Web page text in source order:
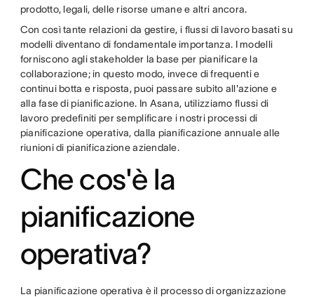
prodotto, legali, delle risorse umane e altri ancora.
Con così tante relazioni da gestire, i flussi di lavoro basati su
modelli diventano di fondamentale importanza. I modelli
forniscono agli stakeholder la base per pianificare la
collaborazione; in questo modo, invece di frequenti e
continui botta e risposta, puoi passare subito all'azione e
alla fase di pianificazione. In Asana, utilizziamo flussi di
lavoro predefiniti per semplificare i nostri processi di
pianificazione operativa, dalla pianificazione annuale alle
riunioni di pianificazione aziendale.
Che cos'è la
pianificazione
operativa?
La pianificazione operativa è il processo di organizzazione